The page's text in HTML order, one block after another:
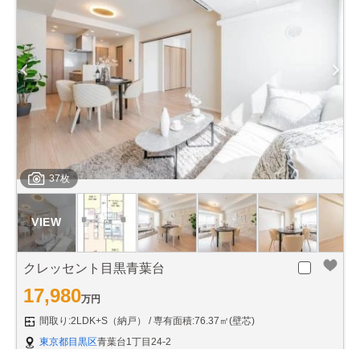
37枚
クレッセント目黒青葉台
17,980万円
間取り:2LDK+S（納戸）
専有面積:76.37㎡(壁芯)
東京都目黒区青葉台1丁目24-2